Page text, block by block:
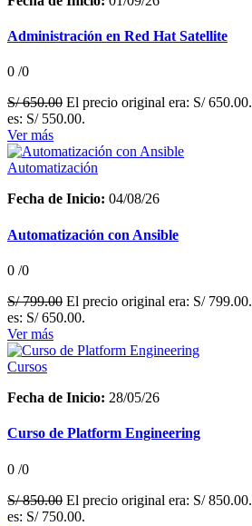
Administración en Red Hat Satellite
0 /0
S/650.00 El precio original era: S/ 650.00.
es: S/ 550.00.
Ver más
Automatización
Fecha de Inicio: 04/08/26
Automatización con Ansible
0 /0
S/799.00 El precio original era: S/ 799.00.
es: S/ 650.00.
Ver más
Cursos
Fecha de Inicio: 28/05/26
Curso de Platform Engineering
0 /0
S/850.00 El precio original era: S/ 850.00.
es: S/ 750.00.